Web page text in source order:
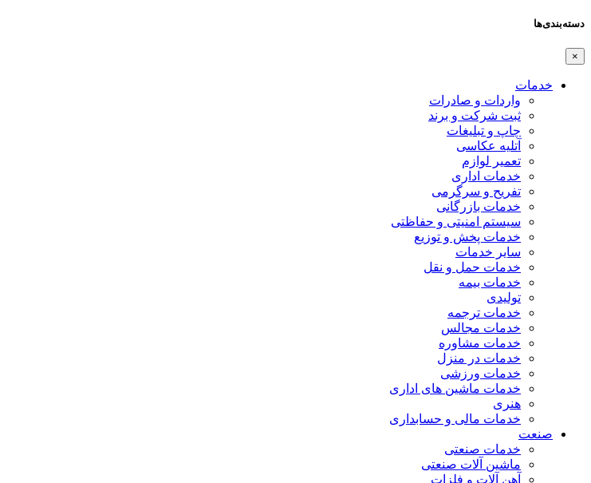
دسته‌بندی‌ها
×
خدمات
واردات و صادرات
ثبت شرکت و برند
چاپ و تبلیغات
آتلیه عکاسی
تعمیر لوازم
خدمات اداری
تفریح و سرگرمی
خدمات بازرگانی
سیستم امنیتی و حفاظتی
خدمات پخش و توزیع
سایر خدمات
خدمات حمل و نقل
خدمات بیمه
تولیدی
خدمات ترجمه
خدمات مجالس
خدمات مشاوره
خدمات در منزل
خدمات ورزشی
خدمات ماشین های اداری
هنری
خدمات مالی و حسابداری
صنعت
خدمات صنعتی
ماشین آلات صنعتی
آهن آلات و فلزات